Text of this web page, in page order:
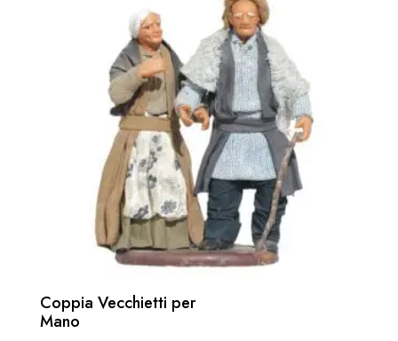
Coppia Vecchietti per
Mano